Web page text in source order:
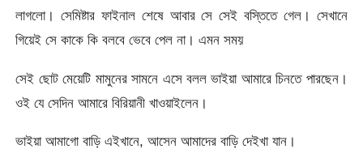
লাগলো। সেমিষ্টার ফাইনাল শেষে আবার সে সেই বস্তিতে গেল। সেখানে
গিয়েই সে কাকে কি বলবে ভেবে পেল না। এমন সময়
সেই ছোট মেয়েটি মামুনের সামনে এসে বলল ভাইয়া আমারে চিনতে পারছেন।
ওই যে সেদিন আমারে বিরিয়ানী খাওয়াইলেন।
ভাইয়া আমাগো বাড়ি এইখানে, আসেন আমাদের বাড়ি দেইখা যান।